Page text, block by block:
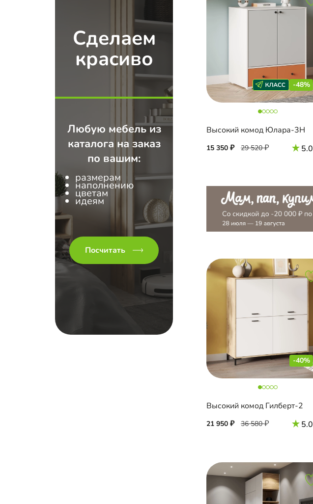
Сделаем
красиво
Любую мебель из
каталога на заказ
по вашим:
размерам
наполнению
цветам
идеям
Посчитать
-48%
Высокий комод Юлара-3Н
15 350 29 520 5.0
-40%
Высокий комод Гилберт-2
21 950 36 580 5.0